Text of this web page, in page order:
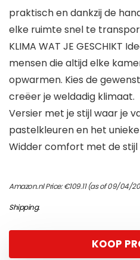
praktisch en dankzij de
elke ruimte snel te
KLIMA WAT JE GESCHIKT
mensen die altijd elke
opwarmen. Kies de
creëer je weldadig klimaat.
Versier met je stijl waar je
pastelkleuren en het
Widder comfort met de stijl
Amazon.nl Price:€109.11(as of 09/04/
Shipping.
KOOP